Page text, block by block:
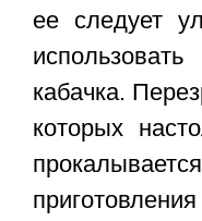
ее следует
кабачка.
которых